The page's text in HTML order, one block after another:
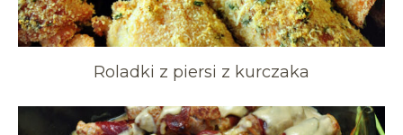
Roladki z piersi z kurczaka